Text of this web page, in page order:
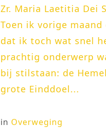
Zr. Maria Laetitia Dei
Toen ik vorige
dat ik toch wat snel
prachtig onderwerp
bij stilstaan: de
grote Einddoel...
in Overweging